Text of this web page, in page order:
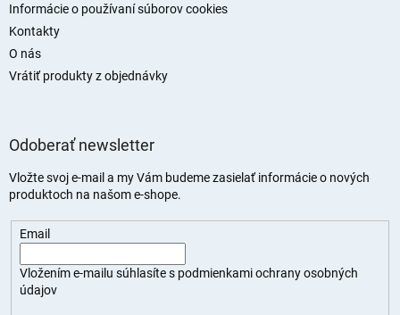
Informácie o používaní súborov cookies
Kontakty
O nás
Vrátiť produkty z objednávky
Odoberať newsletter
Vložte svoj e-mail a my Vám budeme zasielať informácie o nových
produktoch na našom e-shope.
Email
Vložením e-mailu súhlasíte s podmienkami ochrany osobných
údajov